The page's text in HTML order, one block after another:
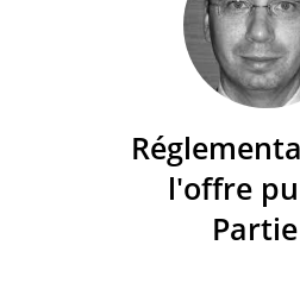
l'offre